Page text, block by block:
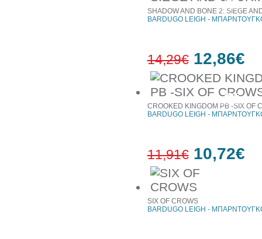
έκπτωση
10%
έκπτωση
SHADOW AND BONE 2: SIEGE
BARDUGO LEIGH -
14,29€ 12,86€
CROOKED KINGDOM PB -SIX OF
BARDUGO LEIGH -
11,91€ 10,72€
SIX OF CROWS
BARDUGO LEIGH -